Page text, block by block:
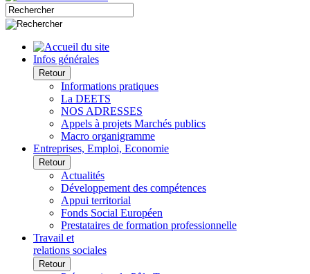
Infos générales
Retour
Informations pratiques
La DEETS
NOS ADRESSES
Appels à projets Marchés publics
Macro organigramme
Entreprises, Emploi, Economie
Retour
Actualités
Développement des compétences
Appui territorial
Fonds Social Européen
Prestataires de formation professionnelle
Travail et
relations sociales
Retour